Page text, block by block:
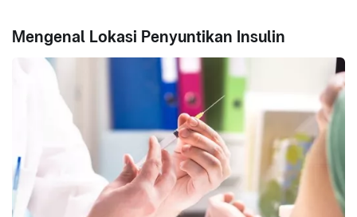
Mengenal Lokasi Penyuntikan Insulin